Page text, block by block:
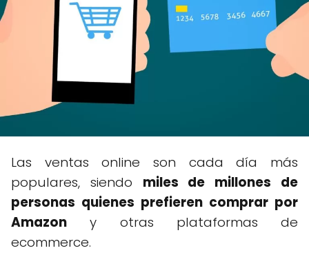
Las ventas online son cada día más
populares, siendo miles de millones de
personas quienes prefieren comprar por
Amazon y otras plataformas de
ecommerce.